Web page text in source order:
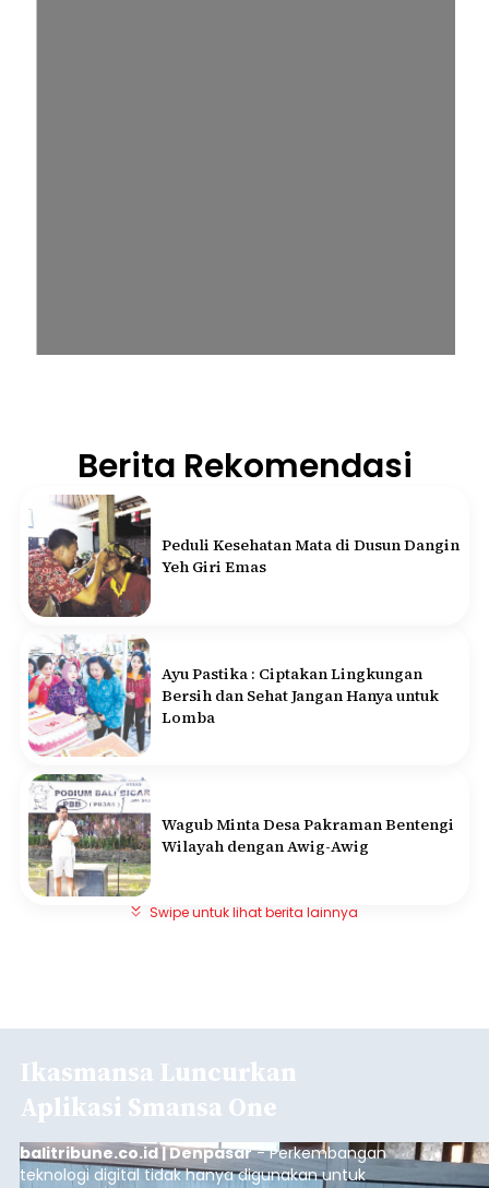
Berita Rekomendasi
Peduli Kesehatan Mata di Dusun Dangin
Yeh Giri Emas
Ayu Pastika : Ciptakan Lingkungan
Bersih dan Sehat Jangan Hanya untuk
Lomba
Wagub Minta Desa Pakraman Bentengi
Wilayah dengan Awig-Awig
Swipe untuk lihat berita lainnya
Ikasmansa Luncurkan
Aplikasi Smansa One
balitribune.co.id | Denpasar- Perkembangan
teknologi digital tidak hanya digunakan untuk